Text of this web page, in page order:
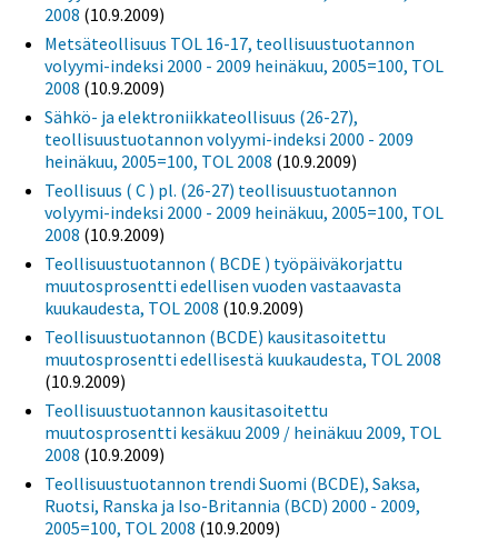
2008 (10.9.2009)
Metsäteollisuus TOL 16-17, teollisuustuotannon
volyymi-indeksi 2000 - 2009 heinäkuu, 2005=100, TOL
2008 (10.9.2009)
Sähkö- ja elektroniikkateollisuus (26-27),
teollisuustuotannon volyymi-indeksi 2000 - 2009
heinäkuu, 2005=100, TOL 2008 (10.9.2009)
Teollisuus ( C ) pl. (26-27) teollisuustuotannon
volyymi-indeksi 2000 - 2009 heinäkuu, 2005=100, TOL
2008 (10.9.2009)
Teollisuustuotannon ( BCDE ) työpäiväkorjattu
muutosprosentti edellisen vuoden vastaavasta
kuukaudesta, TOL 2008 (10.9.2009)
Teollisuustuotannon (BCDE) kausitasoitettu
muutosprosentti edellisestä kuukaudesta, TOL 2008
(10.9.2009)
Teollisuustuotannon kausitasoitettu
muutosprosentti kesäkuu 2009 / heinäkuu 2009, TOL
2008 (10.9.2009)
Teollisuustuotannon trendi Suomi (BCDE), Saksa,
Ruotsi, Ranska ja Iso-Britannia (BCD) 2000 - 2009,
2005=100, TOL 2008 (10.9.2009)